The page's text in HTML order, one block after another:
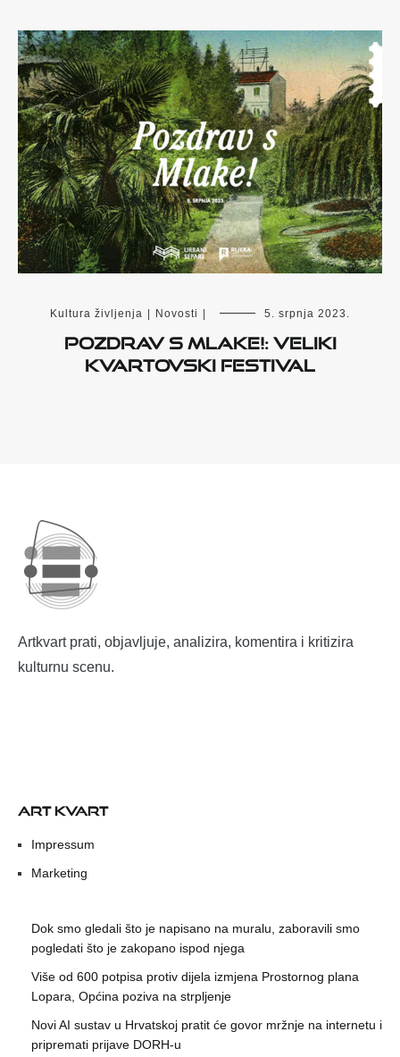
Kultura življenja | Novosti | 5. srpnja 2023.
Pozdrav s Mlake!: veliki
kvartovski festival
Artkvart prati, objavljuje, analizira, komentira i kritizira
kulturnu scenu.
ART KVART
Impressum
Marketing
Dok smo gledali što je napisano na muralu, zaboravili smo
pogledati što je zakopano ispod njega
Više od 600 potpisa protiv dijela izmjena Prostornog plana
Lopara, Općina poziva na strpljenje
Novi AI sustav u Hrvatskoj pratit će govor mržnje na internetu i
pripremati prijave DORH-u